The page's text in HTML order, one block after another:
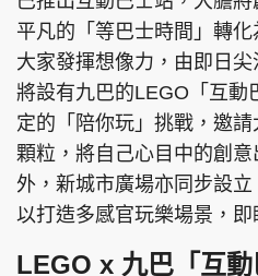
平凡的「等巴士時間」轉
大家發揮想像力，由即日
將設有九巴的LEGO「互動
定的「陪你玩」挑戰，邀
顆粒，將自己心目中的創
外，新城市廣場亦同步設立
以打造多感官玩樂場景，即
LEGO x 九巴「互